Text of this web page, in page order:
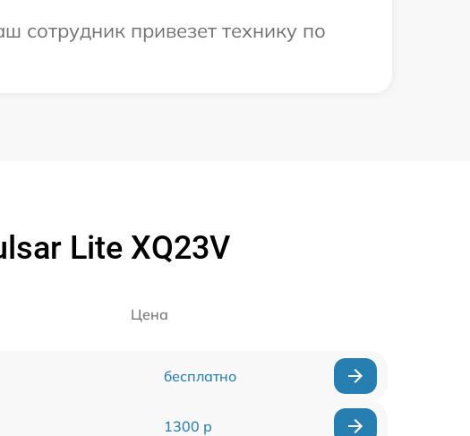
сотрудник привезет технику по
Lite XQ23V
Цена
бесплатно
1300 р